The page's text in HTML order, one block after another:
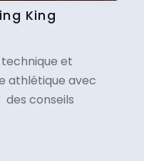
King
et
athlétique avec
conseils